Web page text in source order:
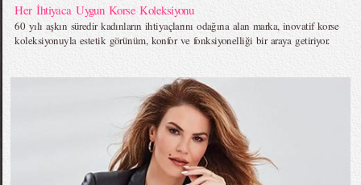
Her İhtiyaca Uygun Korse Koleksiyonu
60 yılı aşkın süredir kadınların ihtiyaçlarını odağına alan marka, inovatif korse
koleksiyonuyla estetik görünüm, konfor ve fonksiyonelliği bir araya getiriyor.